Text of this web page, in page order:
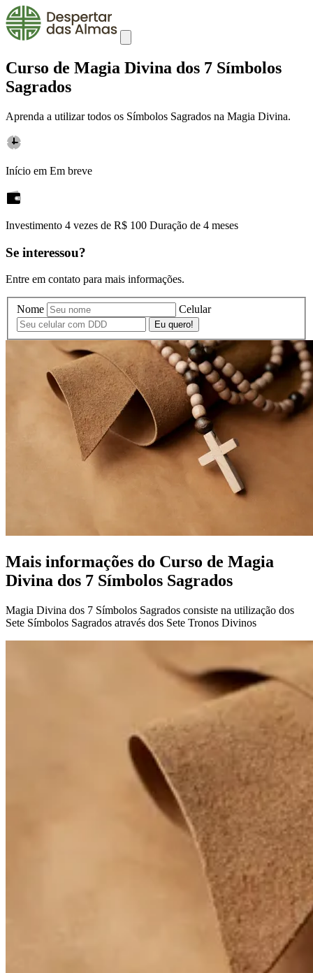
Curso de Magia Divina dos 7 Símbolos
Sagrados
Aprenda a utilizar todos os Símbolos Sagrados na Magia Divina.
Início em Em breve
Investimento 4 vezes de R$ 100 Duração de 4 meses
Se interessou?
Entre em contato para mais informações.
Nome Celular
Eu quero!
Mais informações do Curso de Magia
Divina dos 7 Símbolos Sagrados
Magia Divina dos 7 Símbolos Sagrados consiste na utilização dos
Sete Símbolos Sagrados através dos Sete Tronos Divinos